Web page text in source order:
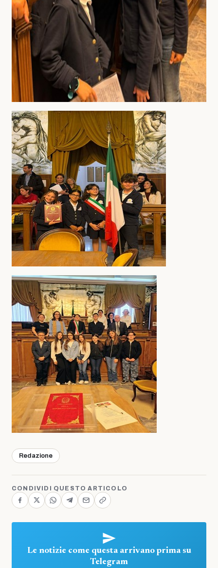
Redazione
CONDIVIDI QUESTO ARTICOLO
Le notizie come questa arrivano prima su
Telegram